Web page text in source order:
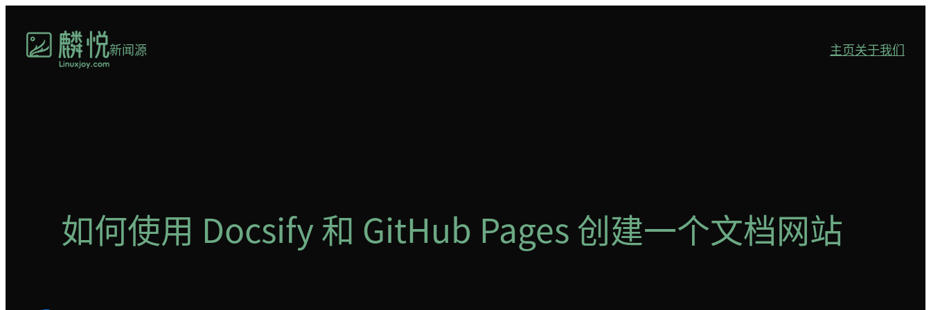
新闻源 主页关于我们
如何使用 Docsify 和 GitHub Pages 创建一个文档网站